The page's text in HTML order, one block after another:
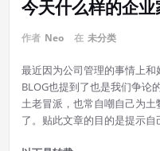
今天什么样的企业
作者 Neo 在 未分类
最近因为公司管理的事情上
BLOG也提到了也是我们争论
土老冒派，也常自嘲自己为
了。贴此文章的目的是提示自